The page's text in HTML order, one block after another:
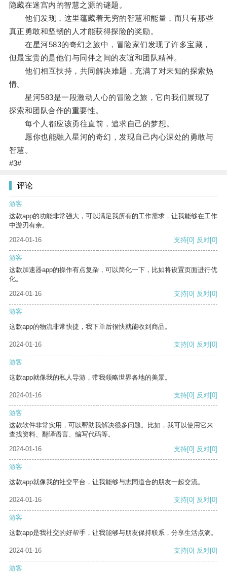
隐藏在迷宫内的智慧之源的谜题。
他们发现，这里蕴藏着无穷的智慧和能量，而只有那些
真正勇敢和坚韧的人才能获得探险的奖励。
在星河583的奇幻之旅中，冒险家们发现了许多宝藏，
但最宝贵的是他们与同伴之间的友谊和团队精神。
他们相互扶持，共同解决难题，充满了对未知的探索热
情。
星河583是一段激动人心的冒险之旅，它向我们展现了
探索和团队合作的重要性。
每个人都应该勇往直前，追求自己的梦想。
愿你也能融入星河的奇幻，发现自己内心深处的勇敢与
智慧。
#3#
评论
游客
这款app的功能非常强大，可以满足我所有的工作需求，让我能够在工作
中游刃有余。
2024-01-16
支持[0] 反对[0]
游客
这款加速器app的操作有点复杂，可以简化一下，比如将设置页面进行优
化。
2024-01-16
支持[0] 反对[0]
游客
这款app的物流非常快捷，我下单后很快就能收到商品。
2024-01-16 支持[0] 反对[0]
游客
这款app就像我的私人导游，带我领略世界各地的美景。
2024-01-16 支持[0] 反对[0]
游客
这款软件非常实用，可以帮助我解决很多问题。比如，我可以使用它来
查找资料、翻译语言、编写代码等。
2024-01-16
支持[0] 反对[0]
游客
这款app就像我的社交平台，让我能够与志同道合的朋友一起交流。
2024-01-16 支持[0] 反对[0]
游客
这款app是我社交的好帮手，让我能够与朋友保持联系，分享生活点滴。
2024-01-16 支持[0] 反对[0]
游客